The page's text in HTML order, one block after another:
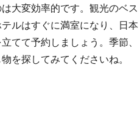
大変効率的です。観光のベス
ルはすぐに満室になり、日本
てて予約しましょう。季節、
を探してみてくださいね。